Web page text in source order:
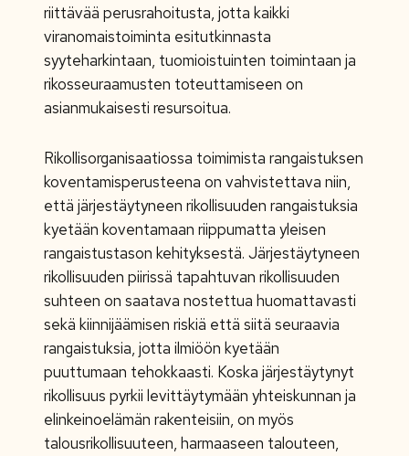
riittävää perusrahoitusta, jotta kaikki
viranomaistoiminta esitutkinnasta
syyteharkintaan, tuomioistuinten toimintaan ja
rikosseuraamusten toteuttamiseen on
asianmukaisesti resursoitua.
Rikollisorganisaatiossa toimimista rangaistuksen
koventamisperusteena on vahvistettava niin,
että järjestäytyneen rikollisuuden rangaistuksia
kyetään koventamaan riippumatta yleisen
rangaistustason kehityksestä. Järjestäytyneen
rikollisuuden piirissä tapahtuvan rikollisuuden
suhteen on saatava nostettua huomattavasti
sekä kiinnijäämisen riskiä että siitä seuraavia
rangaistuksia, jotta ilmiöön kyetään
puuttumaan tehokkaasti. Koska järjestäytynyt
rikollisuus pyrkii levittäytymään yhteiskunnan ja
elinkeinoelämän rakenteisiin, on myös
talousrikollisuuteen, harmaaseen talouteen,